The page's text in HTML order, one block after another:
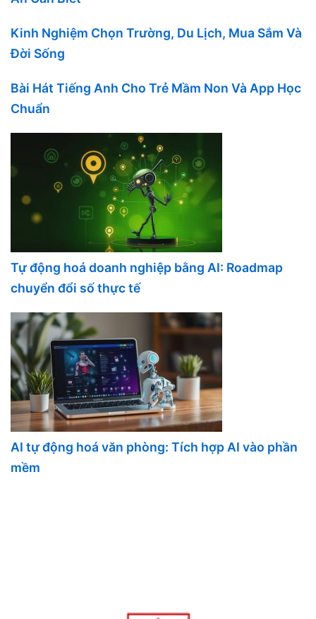
Kinh Nghiệm Chọn Trường, Du Lịch, Mua Sắm Và
Đời Sống
Bài Hát Tiếng Anh Cho Trẻ Mầm Non Và App Học
Chuẩn
Tự động hoá doanh nghiệp bằng AI: Roadmap
chuyển đổi số thực tế
AI tự động hoá văn phòng: Tích hợp AI vào phần
mềm